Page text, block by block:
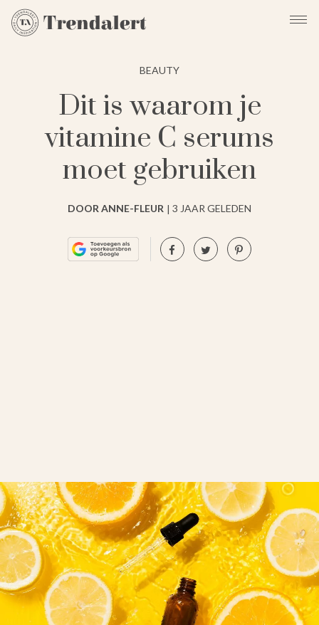
BEAUTY
Dit is waarom je
vitamine C serums
moet gebruiken
DOOR ANNE-FLEUR 3 JAAR GELEDEN